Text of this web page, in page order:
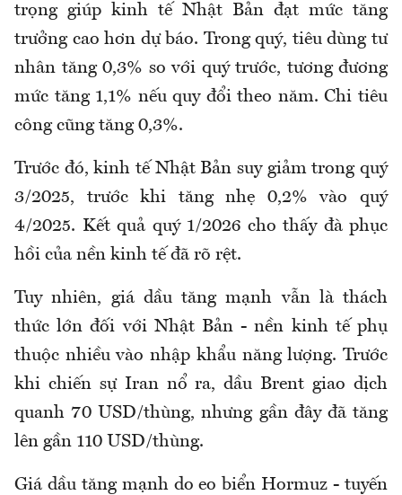
trọng giúp kinh tế Nhật Bản đạt mức tăng
trưởng cao hơn dự báo. Trong quý, tiêu dùng tư
nhân tăng 0,3% so với quý trước, tương đương
mức tăng 1,1% nếu quy đổi theo năm. Chi tiêu
công cũng tăng 0,3%.
Trước đó, kinh tế Nhật Bản suy giảm trong quý
3/2025, trước khi tăng nhẹ 0,2% vào quý
4/2025. Kết quả quý 1/2026 cho thấy đà phục
hồi của nền kinh tế đã rõ rệt.
Tuy nhiên, giá dầu tăng mạnh vẫn là thách
thức lớn đối với Nhật Bản - nền kinh tế phụ
thuộc nhiều vào nhập khẩu năng lượng. Trước
khi chiến sự Iran nổ ra, dầu Brent giao dịch
quanh 70 USD/thùng, nhưng gần đây đã tăng
lên gần 110 USD/thùng.
Giá dầu tăng mạnh do eo biển Hormuz - tuyến